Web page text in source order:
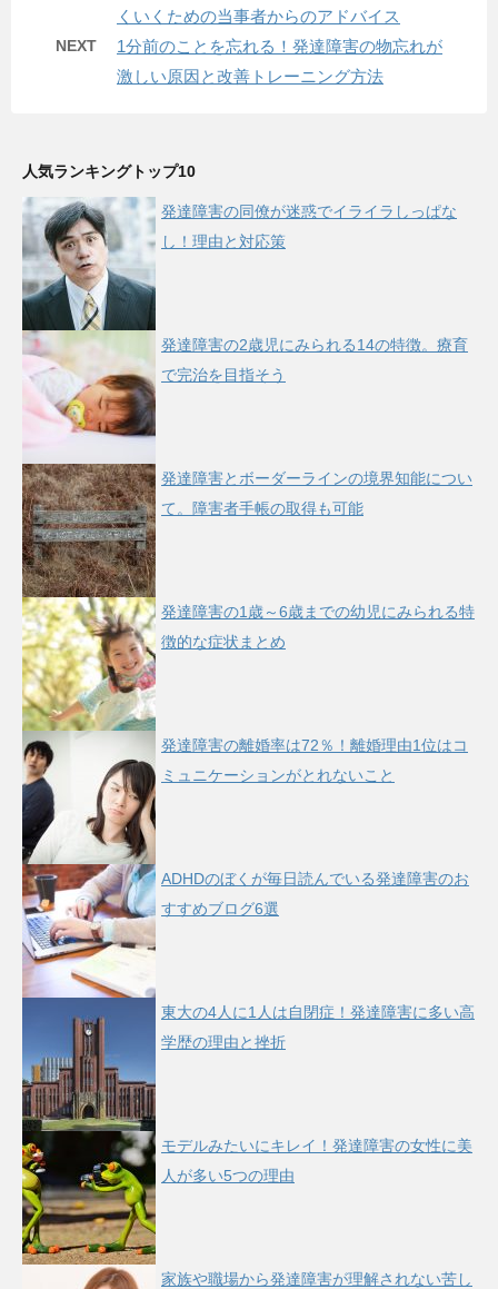
くいくための当事者からのアドバイス
NEXT
1分前のことを忘れる！発達障害の物忘れが
激しい原因と改善トレーニング方法
人気ランキングトップ10
発達障害の同僚が迷惑でイライラしっぱな
し！理由と対応策
発達障害の2歳児にみられる14の特徴。療育
で完治を目指そう
発達障害とボーダーラインの境界知能につい
て。障害者手帳の取得も可能
発達障害の1歳～6歳までの幼児にみられる特
徴的な症状まとめ
発達障害の離婚率は72％！離婚理由1位はコ
ミュニケーションがとれないこと
ADHDのぼくが毎日読んでいる発達障害のお
すすめブログ6選
東大の4人に1人は自閉症！発達障害に多い高
学歴の理由と挫折
モデルみたいにキレイ！発達障害の女性に美
人が多い5つの理由
家族や職場から発達障害が理解されない苦し